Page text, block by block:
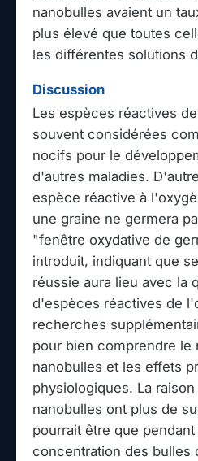
nanobulles avaient un
plus élevé que toutes
les différentes solutions
Discussion
Les espèces réactives
souvent considérées
nocifs pour le
d'autres maladies.
espèce réactive à
une graine ne germera
"fenêtre oxydative de
introduit, indiquant que
réussie aura lieu avec la
d'espèces réactives de
recherches
pour bien comprendre le
nanobulles et les effets
physiologiques. La
nanobulles ont plus de
pourrait être que
concentration des bulles